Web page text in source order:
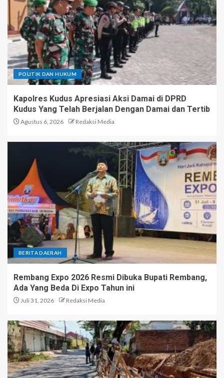
POLITIK DAN HUKUM
Kapolres Kudus Apresiasi Aksi Damai di DPRD
Kudus Yang Telah Berjalan Dengan Damai dan Tertib
Agustus 6, 2026 Redaksi Media
BERITA DAERAH
Rembang Expo 2026 Resmi Dibuka Bupati Rembang,
Ada Yang Beda Di Expo Tahun ini
Juli 31, 2026 Redaksi Media